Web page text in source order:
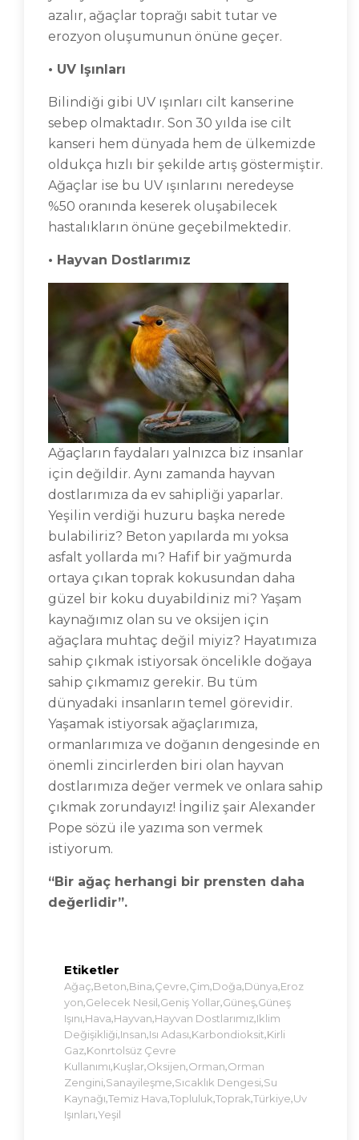
azalır, ağaçlar toprağı sabit tutar ve
erozyon oluşumunun önüne geçer.
• UV Işınları
Bilindiği gibi UV ışınları cilt kanserine
sebep olmaktadır. Son 30 yılda ise cilt
kanseri hem dünyada hem de ülkemizde
oldukça hızlı bir şekilde artış göstermiştir.
Ağaçlar ise bu UV ışınlarını neredeyse
%50 oranında keserek oluşabilecek
hastalıkların önüne geçebilmektedir.
• Hayvan Dostlarımız
Ağaçların faydaları yalnızca biz insanlar
için değildir. Aynı zamanda hayvan
dostlarımıza da ev sahipliği yaparlar.
Yeşilin verdiği huzuru başka nerede
bulabiliriz? Beton yapılarda mı yoksa
asfalt yollarda mı? Hafif bir yağmurda
ortaya çıkan toprak kokusundan daha
güzel bir koku duyabildiniz mi? Yaşam
kaynağımız olan su ve oksijen için
ağaçlara muhtaç değil miyiz? Hayatımıza
sahip çıkmak istiyorsak öncelikle doğaya
sahip çıkmamız gerekir. Bu tüm
dünyadaki insanların temel görevidir.
Yaşamak istiyorsak ağaçlarımıza,
ormanlarımıza ve doğanın dengesinde en
önemli zincirlerden biri olan hayvan
dostlarımıza değer vermek ve onlara sahip
çıkmak zorundayız! İngiliz şair Alexander
Pope sözü ile yazıma son vermek
istiyorum.
“Bir ağaç herhangi bir prensten daha
değerlidir”.
Etiketler
Ağaç,Beton,Bina,Çevre,Çim,Doğa,Dünya,Eroz
Yon,Gelecek Nesil,Geniş Yollar,Güneş,Güneş
Işını,Hava,Hayvan,Hayvan Dostlarımız,Iklim
Değişikliği,Insan,Isı Adası,Karbondioksit,Kirli
Gaz,Konrtolsüz Çevre
Kullanımı,Kuşlar,Oksijen,Orman,Orman
Zengini,Sanayileşme,Sıcaklık Dengesi,Su
Kaynağı,Temiz Hava,Topluluk,Toprak,Türkiye,Uv
Işınları,Yeşil